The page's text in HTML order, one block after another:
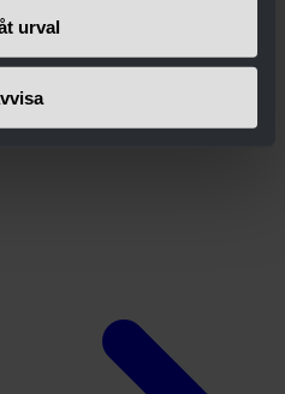
urval
Anmäl ditt lag idag